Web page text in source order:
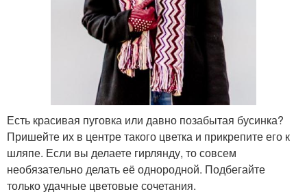
Есть красивая пуговка или давно позабытая бусинка?
Пришейте их в центре такого цветка и прикрепите его к
шляпе. Если вы делаете гирлянду, то совсем
необязательно делать её однородной. Подбегайте
только удачные цветовые сочетания.